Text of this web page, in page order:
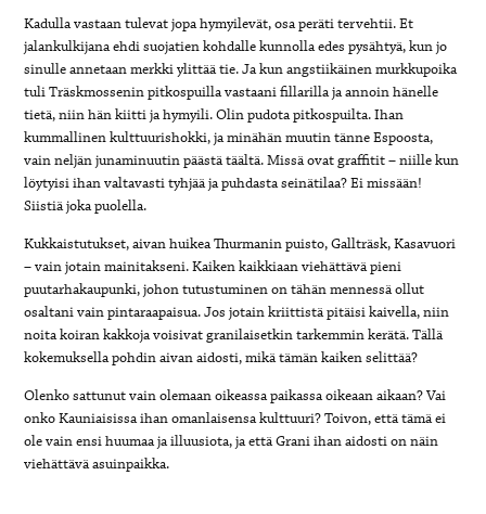
Kadulla vastaan tulevat jopa hymyilevät, osa peräti tervehtii. Et
jalankulkijana ehdi suojatien kohdalle kunnolla edes pysähtyä, kun jo
sinulle annetaan merkki ylittää tie. Ja kun angstiikäinen murkkupoika
tuli Träskmossenin pitkospuilla vastaani fillarilla ja annoin hänelle
tietä, niin hän kiitti ja hymyili. Olin pudota pitkospuilta. Ihan
kummallinen kulttuurishokki, ja minähän muutin tänne Espoosta,
vain neljän junaminuutin päästä täältä. Missä ovat graffitit – niille kun
löytyisi ihan valtavasti tyhjää ja puhdasta seinätilaa? Ei missään!
Siistiä joka puolella.
Kukkaistutukset, aivan huikea Thurmanin puisto, Gallträsk, Kasavuori
– vain jotain mainitakseni. Kaiken kaikkiaan viehättävä pieni
puutarhakaupunki, johon tutustuminen on tähän mennessä ollut
osaltani vain pintaraapaisua. Jos jotain kriittistä pitäisi kaivella, niin
noita koiran kakkoja voisivat granilaisetkin tarkemmin kerätä. Tällä
kokemuksella pohdin aivan aidosti, mikä tämän kaiken selittää?
Olenko sattunut vain olemaan oikeassa paikassa oikeaan aikaan? Vai
onko Kauniaisissa ihan omanlaisensa kulttuuri? Toivon, että tämä ei
ole vain ensi huumaa ja illuusiota, ja että Grani ihan aidosti on näin
viehättävä asuinpaikka.